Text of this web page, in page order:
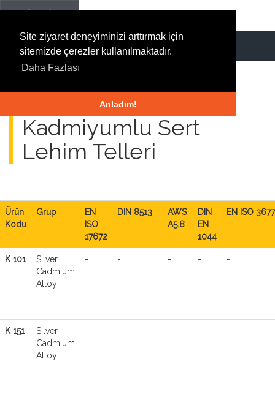
Site ziyaret deneyiminizi arttırmak için
sitemizde çerezler kullanılmaktadır.
Daha Fazlası
Anladım!
Gümüş Alaşımlı
Kadmiyumlu Sert
Lehim Telleri
Ürün
Kodu
Grup
EN
ISO
17672
DIN 8513
AWS
A5.8
DIN
EN
1044
EN ISO 3677
K 101
Silver
Cadmium
Alloy
- - - - -
K 151
Silver
Cadmium
Alloy
- - - - -